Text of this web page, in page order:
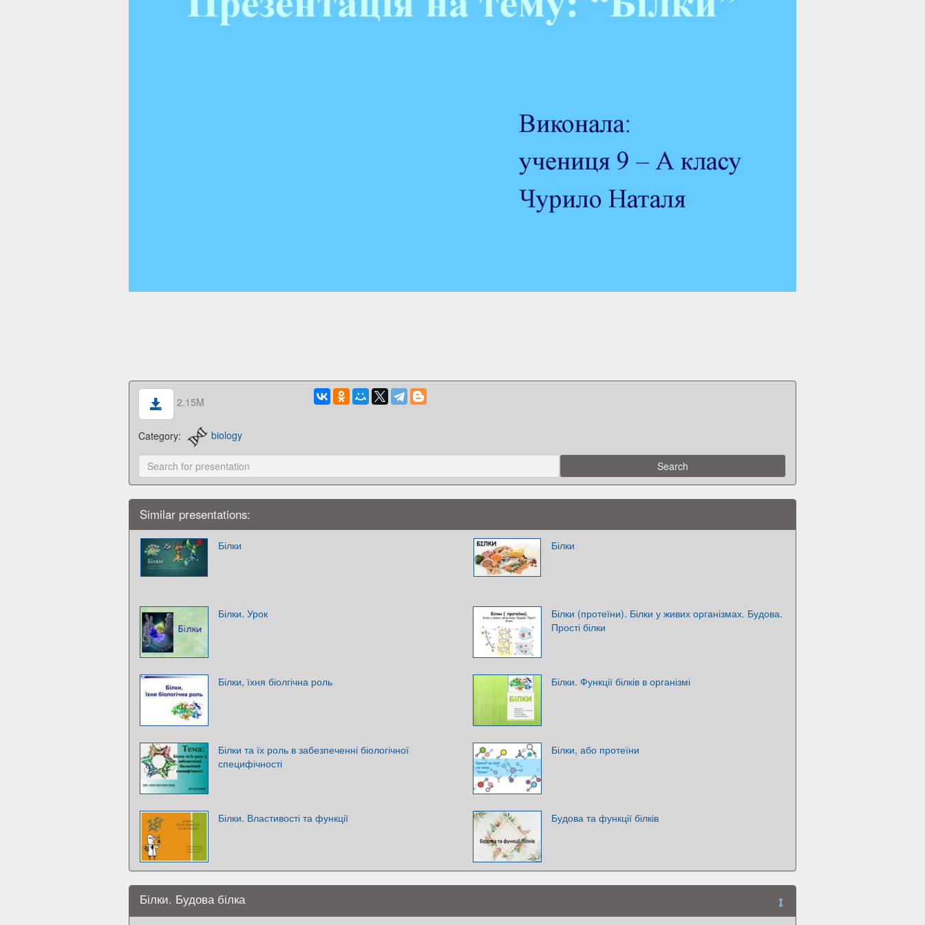
2.15M
Category: biology
Similar presentations:
Білки Білки
Білки. Урок
Білки (протеїни). Білки у живих організмах. Будова.
Прості білки
Білки, їхня біолгічна роль Білки. Функції білків в організмі
Білки та їх роль в забезпеченні біологічної
специфічності
Білки, або протеїни
Білки. Властивості та функції Будова та функції білків
Білки. Будова білка